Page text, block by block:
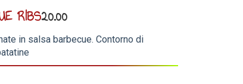
RIBS20.00
in salsa barbecue. Contorno di